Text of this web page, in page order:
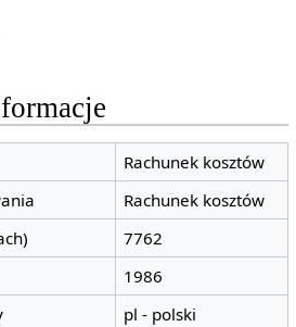
Rachunek kosztów
Rachunek kosztów
7762
1986
pl - polski